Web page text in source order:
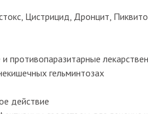
Цистрицид, Дронцит,
противопаразитарные
гельминтозах
действие